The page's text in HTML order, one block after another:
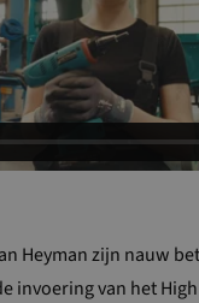
Heyman zijn nauw
invoering van het